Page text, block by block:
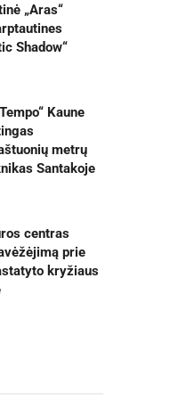
„Aras“
Shadow“
Kaune
metrų
Santakoje
centras
prie
kryžiaus